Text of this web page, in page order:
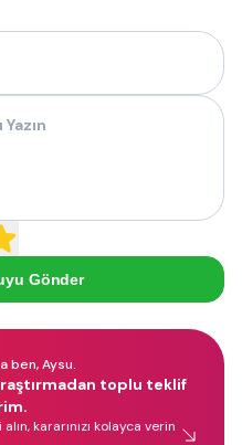
Gönder
ben, Aysu.
toplu teklif
kararınızı kolayca verin